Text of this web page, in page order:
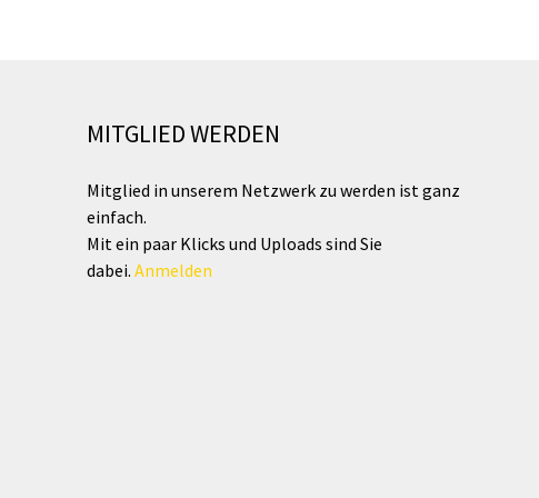
MITGLIED WERDEN
Mitglied in unserem Netzwerk zu werden ist ganz
einfach.
Mit ein paar Klicks und Uploads sind Sie
dabei. Anmelden